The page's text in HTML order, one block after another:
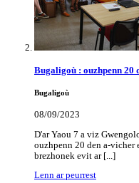
Bugaligoù : ouzhpenn 20
Bugaligoù
08/09/2023
D'ar Yaou 7 a viz
ouzhpenn 20 den a-
brezhonek evit ar [...]
Lenn ar peurrest